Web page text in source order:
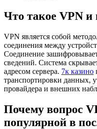
Что такое VPN и
VPN является собой
соединения между
Соединение
сведений. Система
адресом сервера. 7к казино
транспортировки данных,
провайдера и внешних
Почему вопрос
популярной в